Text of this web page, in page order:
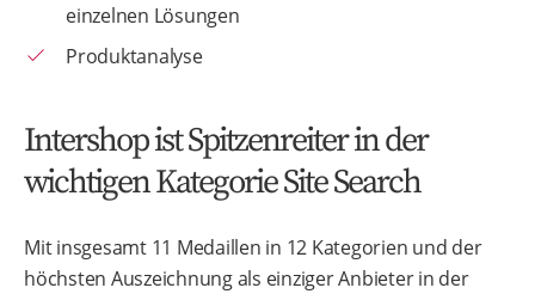
einzelnen Lösungen
Produktanalyse
Intershop ist Spitzenreiter in der
wichtigen Kategorie Site Search
Mit insgesamt 11 Medaillen in 12 Kategorien und der
höchsten Auszeichnung als einziger Anbieter in der